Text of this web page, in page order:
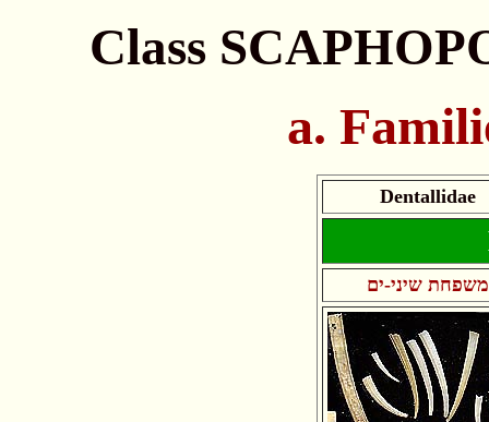
Class
a.
Dentallidae
משפחת שיני-ים